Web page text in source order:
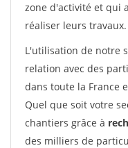
zone d'activité et qui
réaliser leurs travaux.
L'utilisation de notre
relation avec des
dans toute la France
Quel que soit votre
chantiers grâce à
des milliers de